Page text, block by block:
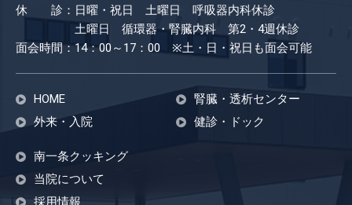
休 診： 日曜・祝日 土曜日 呼吸器内科休診
土曜日 循環器・腎臓内科 第2・4週休診
面会時間：14：00～17：00 ※土・日・祝日も​面会可能
HOME
外来・入院
腎臓・透析センター
健診・ドック
南一条クッキング
当院について
採用情報